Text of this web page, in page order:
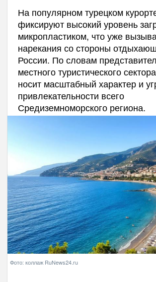
На популярном турецком
фиксируют высокий уровень
микропластиком, что уже
нарекания со стороны
России. По словам
местного туристического
носит масштабный характер и
привлекательности всего
Средиземноморского региона.
Фото: коллаж RuNews24.ru